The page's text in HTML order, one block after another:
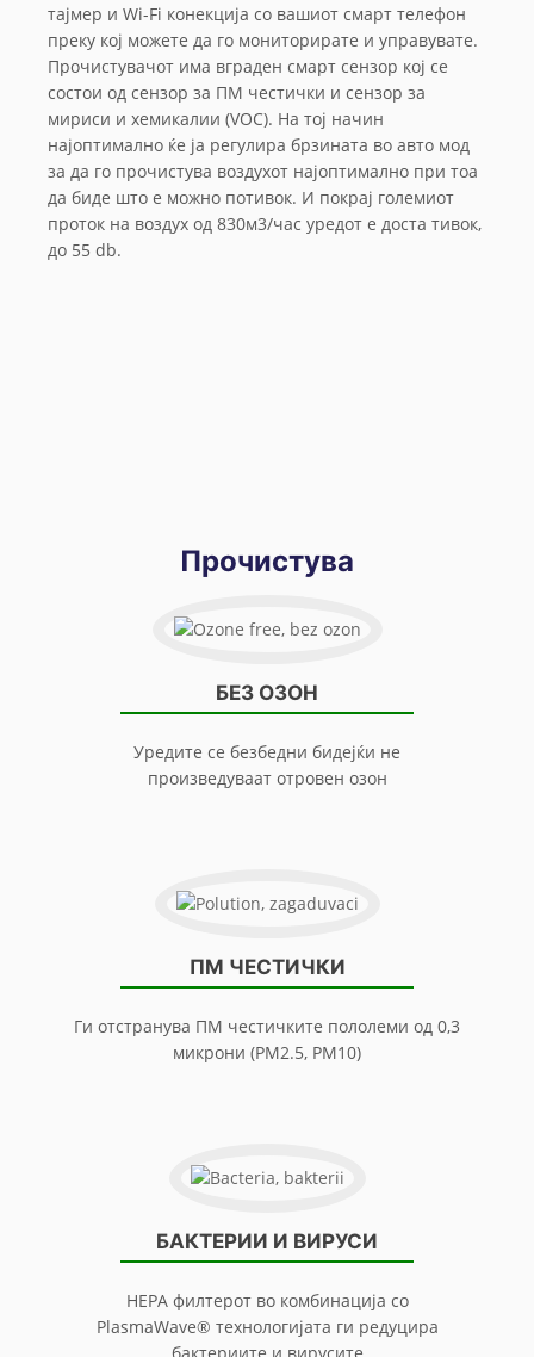
тајмер и Wi-Fi конекција со вашиот смарт телефон
преку кој можете да го мониторирате и управувате.
Прочистувачот има вграден смарт сензор кој се
состои од сензор за ПМ честички и сензор за
мириси и хемикалии (VOC). На тој начин
најоптимално ќе ја регулира брзината во авто мод
за да го прочистува воздухот најоптимално при тоа
да биде што е можно потивок. И покрај големиот
проток на воздух од 830м3/час уредот е доста тивок,
до 55 db.
Прочистува
БЕЗ ОЗОН
Уредите се безбедни бидејќи не
произведуваат отровен озон
ПМ ЧЕСТИЧКИ
Ги отстранува ПМ честичките пололеми од 0,3
микрони (PM2.5, PM10)
БАКТЕРИИ И ВИРУСИ
HEPA филтерот во комбинација со
PlasmaWave® технологијата ги редуцира
бактериите и вирусите